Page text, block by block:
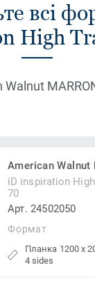
всі
High
Walnut
American Walnut
iD inspiration
70
Арт. 24502050
Формат
Планка 1200 x
4 sides